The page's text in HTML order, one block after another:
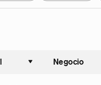
Ordenar
Negocio